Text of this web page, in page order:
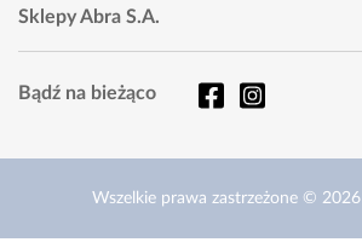
Sklepy Abra S.A.
Bądź na bieżąco
Wszelkie prawa zastrzeżone © 2026